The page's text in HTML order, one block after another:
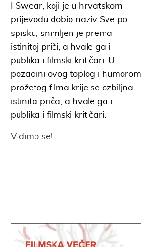
I Swear, koji je u hrvatskom
prijevodu dobio naziv Sve po
spisku, snimljen je prema
istinitoj priči, a hvale ga i
publika i filmski kritičari. U
pozadini ovog toplog i humorom
prožetog filma krije se ozbiljna
istinita priča, a hvale ga i
publika i filmski kritičari.
Vidimo se!